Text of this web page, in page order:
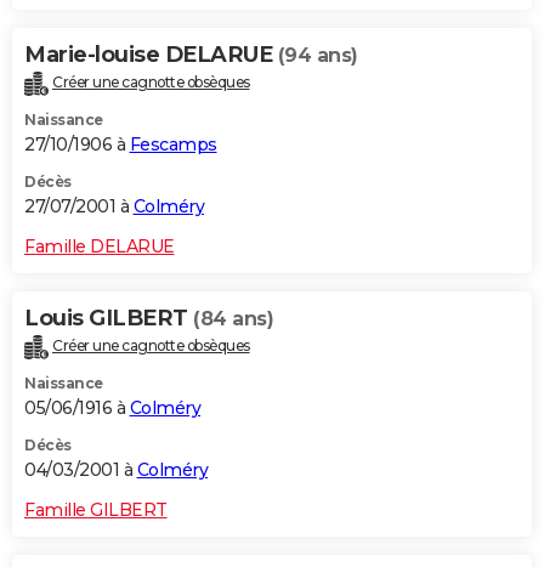
Marie-louise DELARUE (94 ans)
Créer une cagnotte obsèques
Naissance
27/10/1906 à Fescamps
Décès
27/07/2001 à Colméry
Famille DELARUE
Louis GILBERT (84 ans)
Créer une cagnotte obsèques
Naissance
05/06/1916 à Colméry
Décès
04/03/2001 à Colméry
Famille GILBERT